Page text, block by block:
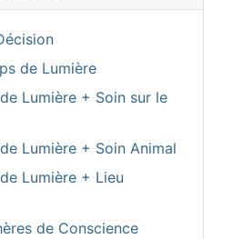
de Lumière
Lumière + Soin sur le
Lumière + Soin Animal
Lumière + Lieu
de Conscience